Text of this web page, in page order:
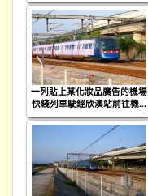
一列貼上某化妝品廣告的機場
快綫列車駛經欣澳站前往機...